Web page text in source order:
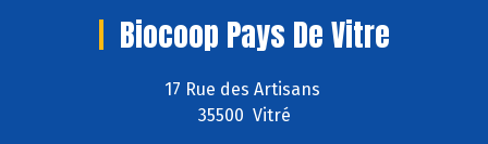
Biocoop Pays De Vitre
17 Rue des Artisans
35500 Vitré